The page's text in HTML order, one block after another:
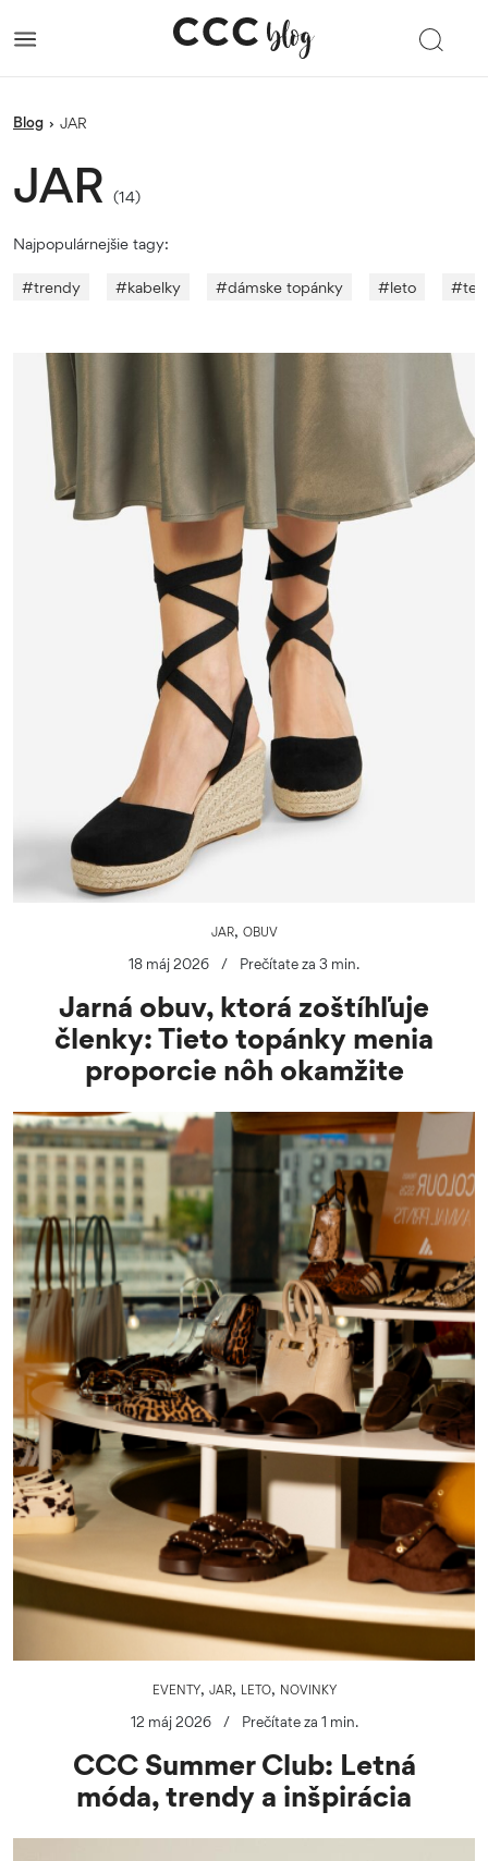
blog › JAR
JAR (14)
Najpopulárnejšie tagy:
#trendy #kabelky #dámske topánky #leto #
JAR, OBUV
18 máj 2026 / Prečítate za 3 min.
Jarná obuv, ktorá zoštíhľuje
členky: Tieto topánky menia
proporcie nôh okamžite
EVENTY, JAR, LETO, NOVINKY
12 máj 2026 / Prečítate za 1 min.
CCC Summer Club: Letná
móda, trendy a inšpirácia